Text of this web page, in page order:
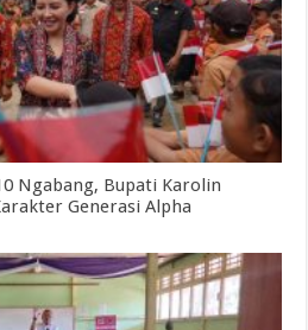
Ngabang, Bupati Karolin
Generasi Alpha